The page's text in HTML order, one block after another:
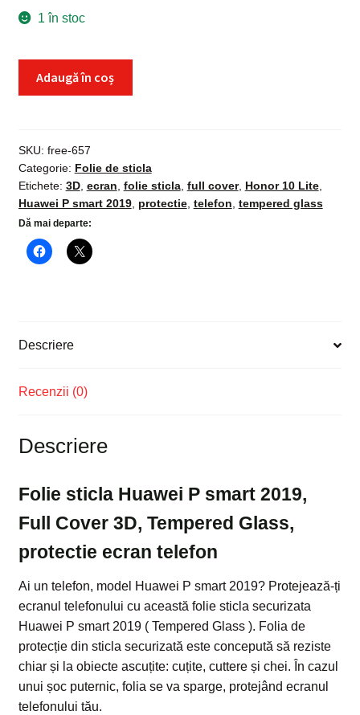
1 în stoc
P
smart
2019,
Full
Cover
3D,
telefon
Adaugă în coș
SKU: free-657
Categorie: Folie de sticla
Etichete: 3D, ecran folie sticla, full cover, Honor 10 Lite,
Huawei P smart 2019, protectie, telefon tempered glass
Dă mai departe:
Descriere
Recenzii (0)
Descriere
Folie sticla Huawei P smart 2019,
Full Cover 3D, Tempered Glass,
protectie ecran telefon
Ai un telefon, model Huawei P smart 2019? Protejează-ți
ecranul telefonului cu această folie sticla securizata
Huawei P smart 2019 ( Tempered Glass ). Folia de
protecție din sticla securizată este concepută să reziste
chiar și la obiecte ascuțite: cuțite, cuttere și chei. În cazul
unui șoc puternic, folia se va sparge, protejând ecranul
telefonului tău.